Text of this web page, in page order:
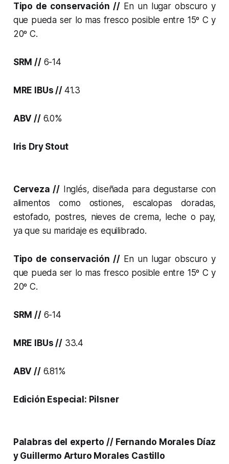
Tipo de conservación //En un lugar obscuro y
que pueda ser lo mas fresco posible entre 15º C y
20º C.
SRM //6-14
MRE IBUs // 41.3
ABV //6.0%
Iris Dry Stout
Cerveza //Inglés, diseñada para degustarse con
alimentos como ostiones, escalopas doradas,
estofado, postres, nieves de crema, leche o pay,
ya que su maridaje es equilibrado.
Tipo de conservación //En un lugar obscuro y
que pueda ser lo mas fresco posible entre 15º C y
20º C.
SRM //6-14
MRE IBUs //33.4
ABV //6.81%
Edición Especial: Pilsner
Palabras del experto // Fernando Morales Díaz
y Guillermo Arturo Morales Castillo